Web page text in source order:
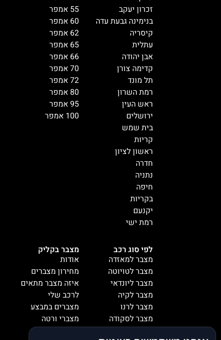
מצבר בקליק
אודות
מחירון מצברים
איזה מצבר מתאים
לרכב שלי
מצברים במבצע
מצברי ורטה
מצברי שנפ
לפי סוג רכב
מצבר למאזדה
מצבר לטויוטה
מצבר ליונדאי
מצבר לקיה
מצבר לרנו
מצבר לסקודה
מצבר למיציבושי
55 אמפר
60 אמפר
62 אמפר
65 אמפר
66 אמפר
70 אמפר
72 אמפר
80 אמפר
95 אמפר
100 אמפר
זכרון יעקב
בנימינה גבעת עדה
קיסריה
עתלית
אבן יהודה
קדימה צורן
תל מונד
רמת השרון
ראש העין
ירושלים
בית שמש
קריות
ראשון לציון
חדרה
נתניה
חיפה
בקריות
יקנעם
רמת ישי